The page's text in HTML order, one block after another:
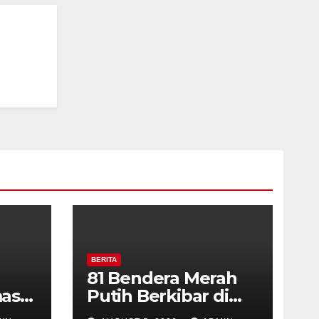
BERITA
81 Bendera Merah
Putih Berkibar di
MIN 3 Semarang,